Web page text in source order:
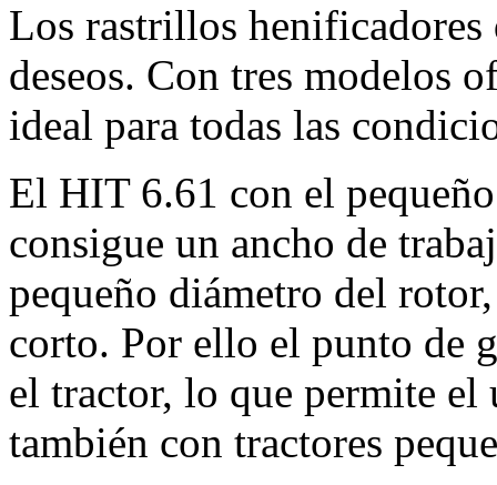
Los rastrillos henificadores
deseos. Con tres modelos
ideal para todas las
El HIT 6.61 con el
consigue un ancho de
pequeño diámetro del
corto. Por ello el punto de
el tractor, lo que permite
también con tractores